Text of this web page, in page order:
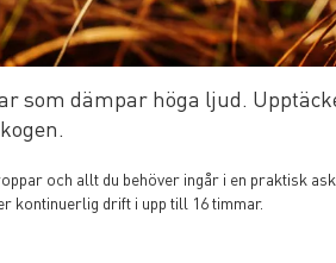
som dämpar höga ljud.
och allt du behöver ingår i en praktisk ask.
kontinuerlig drift i upp till 16 timmar.